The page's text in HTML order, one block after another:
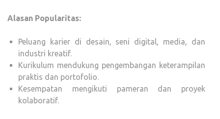
Alasan Popularitas:
Peluang karier di desain, seni digital, media, dan
industri kreatif.
Kurikulum mendukung pengembangan keterampilan
praktis dan portofolio.
Kesempatan mengikuti pameran dan proyek
kolaboratif.